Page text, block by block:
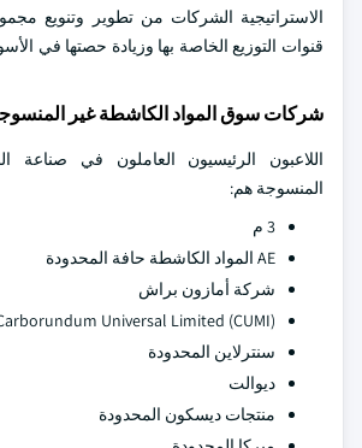
الاستراتيجية الشركات من تطوير وتنويع
قنوات التوزيع الخاصة بها وزيادة حصتها في
شركات سوق المواد الكاشطة غير
اللاعبون الرئيسيون العاملون في صناعة
المنسوجة هم:
3 م
AE المواد الكاشطة حافة المحدودة
شركة أمازون براش
Universal Limited (CUMI)
سنترلاين المحدودة
ديوالت
منتجات ديسكون المحدودة